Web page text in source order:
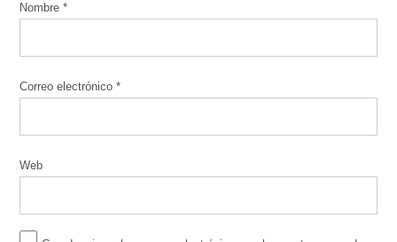
Nombre*
Correo electrónico*
Web